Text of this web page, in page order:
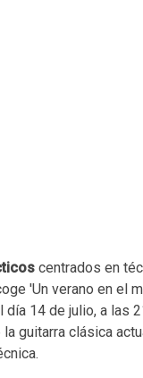
centrados en
'Un verano en el
14 de julio, a las
guitarra clásica